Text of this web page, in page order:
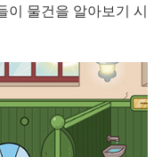
이 물건을 알아보기 시